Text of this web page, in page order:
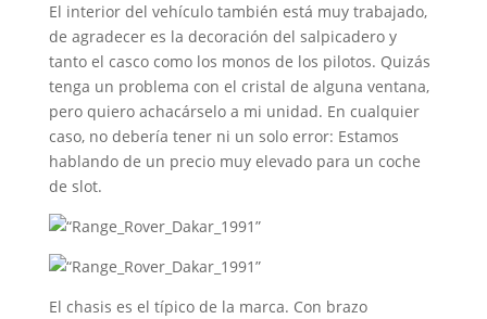
El interior del vehículo también está muy trabajado,
de agradecer es la decoración del salpicadero y
tanto el casco como los monos de los pilotos. Quizás
tenga un problema con el cristal de alguna ventana,
pero quiero achacárselo a mi unidad. En cualquier
caso, no debería tener ni un solo error: Estamos
hablando de un precio muy elevado para un coche
de slot.
El chasis es el típico de la marca. Con brazo